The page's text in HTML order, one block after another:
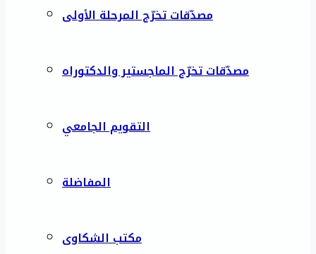
مصدّقات تخرّج المرحلة الأولى
مصدّقات تخرّج الماجستير والدكتوراه
التقويم الجامعي
المفاضلة
مكتب الشكاوى